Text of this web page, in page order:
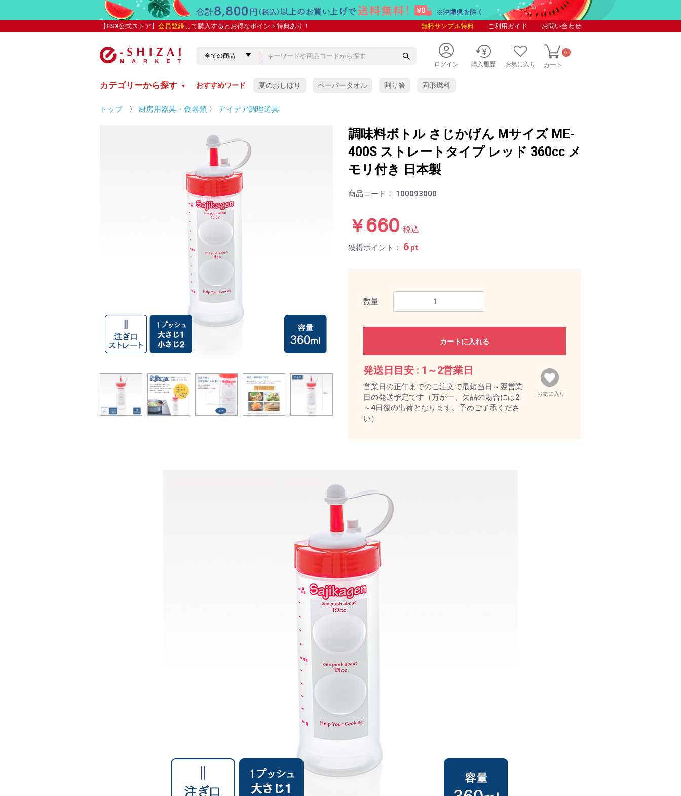
【FSX公式ストア】 会員登録して購入するとお得なポイント特典あり！ 無料サンプル特典 ご利用ガイド お問い合わせ
ログイン 購入履歴 お気に入り カート
0
カテゴリーから探す ▼ おすすめワード 夏のおしぼり ペーパータオル 割り箸 固形燃料
トップ 〉 厨房用器具・食器類 〉 アイデア調理道具
調味料ボトル さじかげん Mサイズ ME-
400S ストレートタイプ レッド 360cc メ
モリ付き 日本製
商品コード： 100093000
￥660 税込
獲得ポイント： 6 pt
数量
カートに入れる
お気に入り
発送日目安 : 1～2営業日
営業日の正午までのご注文で最短当日～翌営業
日の発送予定です（万が一、欠品の場合には2
～4日後の出荷となります。予めご了承くださ
い）